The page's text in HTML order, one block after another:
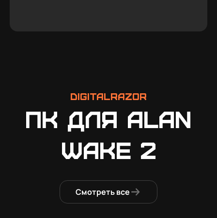
DigitalRazor
ПК для Alan
Wake 2
Смотреть все